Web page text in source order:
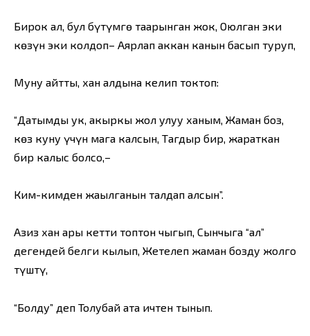
Бирок ал, бул бүтүмгө таарынган жок, Оюлган эки
көзүн эки колдоп– Аярлап аккан канын басып туруп,
Муну айтты, хан алдына келип токтоп:
“Датымды ук, акыркы жол улуу ханым, Жаман боз,
көз куну үчүн мага калсын, Тагдыр бир, жараткан
бир калыс болсо,–
Ким-кимден жаңылганын талдап алсын”.
Азиз хан ары кетти топтон чыгып, Сынчыга “ал”
дегендей белги кылып, Жетелеп жаман бозду жолго
түштү,
“Болду” деп Толубай ата ичтен тынып.